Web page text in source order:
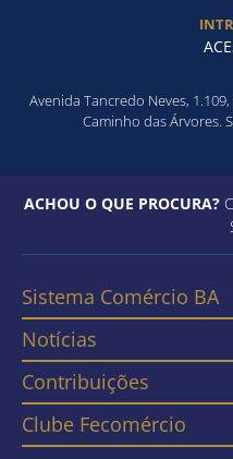
Avenida Tancredo Neves,
Caminho das Árvores.
ACHOU O QUE PROCURA?
Sistema Comércio BA
Notícias
Contribuições
Clube Fecomércio